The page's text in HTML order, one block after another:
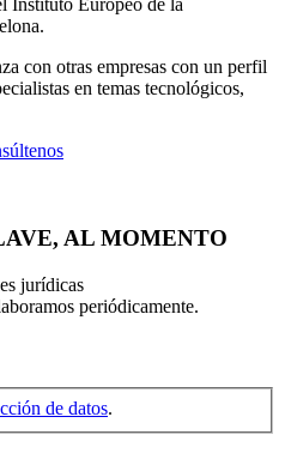
Instituto Europeo de la
con otras empresas con un perfil
en temas tecnológicos,
AL MOMENTO
jurídicas
periódicamente.
de datos.